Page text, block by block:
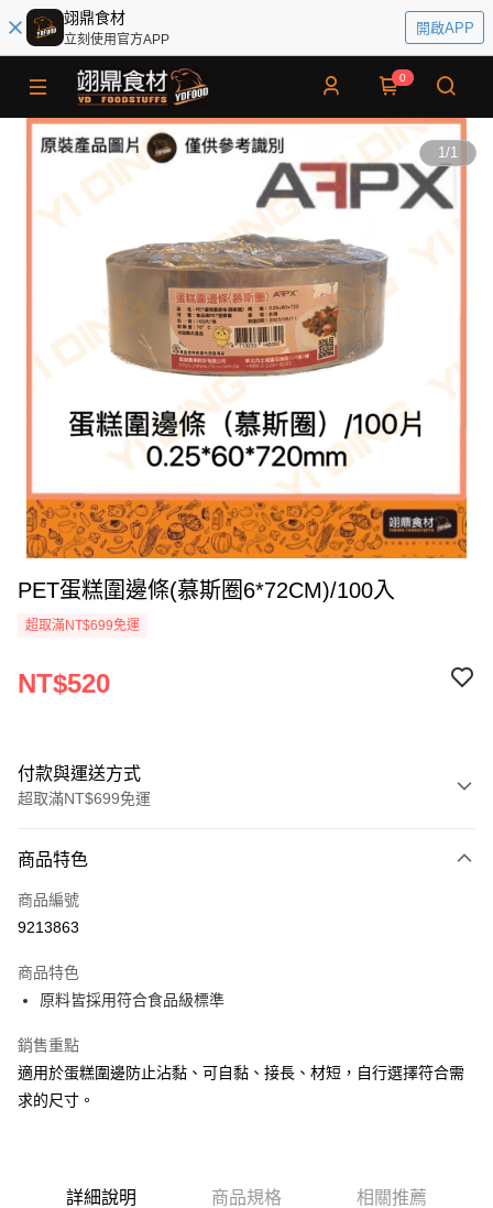
翊鼎食材
立刻使用官方APP
開啟APP
0
1/1
PET蛋糕圍邊條(慕斯圈6*72CM)/100入
超取滿NT$699免運
NT$520
付款與運送方式
超取滿NT$699免運
信用卡一次付款
Apple Pay
運送方式
• 付款後全家取貨
• 付款後7-11取貨
每筆NT$60，滿NT$699(含以上)免運費
商品特色
商品編號
9213863
商品特色
原料皆採用符合食品級標準
銷售重點
適用於蛋糕圍邊防止沾黏、可自黏、接長、材短，自行選擇符合需
求的尺寸。
詳細說明 商品規格 相關推薦